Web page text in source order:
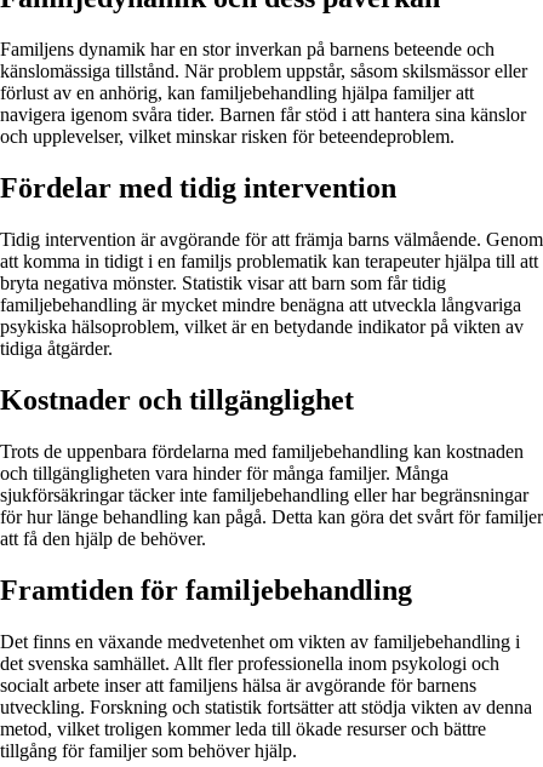
Familjens dynamik har en stor inverkan på barnens beteende och
känslomässiga tillstånd. När problem uppstår, såsom skilsmässor eller
förlust av en anhörig, kan familjebehandling hjälpa familjer att
navigera igenom svåra tider. Barnen får stöd i att hantera sina känslor
och upplevelser, vilket minskar risken för beteendeproblem.
Fördelar med tidig intervention
Tidig intervention är avgörande för att främja barns välmående. Genom
att komma in tidigt i en familjs problematik kan terapeuter hjälpa till att
bryta negativa mönster. Statistik visar att barn som får tidig
familjebehandling är mycket mindre benägna att utveckla långvariga
psykiska hälsoproblem, vilket är en betydande indikator på vikten av
tidiga åtgärder.
Kostnader och tillgänglighet
Trots de uppenbara fördelarna med familjebehandling kan kostnaden
och tillgängligheten vara hinder för många familjer. Många
sjukförsäkringar täcker inte familjebehandling eller har begränsningar
för hur länge behandling kan pågå. Detta kan göra det svårt för familjer
att få den hjälp de behöver.
Framtiden för familjebehandling
Det finns en växande medvetenhet om vikten av familjebehandling i
det svenska samhället. Allt fler professionella inom psykologi och
socialt arbete inser att familjens hälsa är avgörande för barnens
utveckling. Forskning och statistik fortsätter att stödja vikten av denna
metod, vilket troligen kommer leda till ökade resurser och bättre
tillgång för familjer som behöver hjälp.